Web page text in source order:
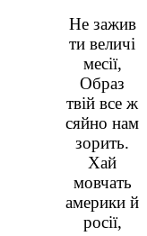
Не зажив
ти величі
месії,
Образ
твій все ж
сяйно нам
зорить.
Хай
мовчать
америки й
росії,